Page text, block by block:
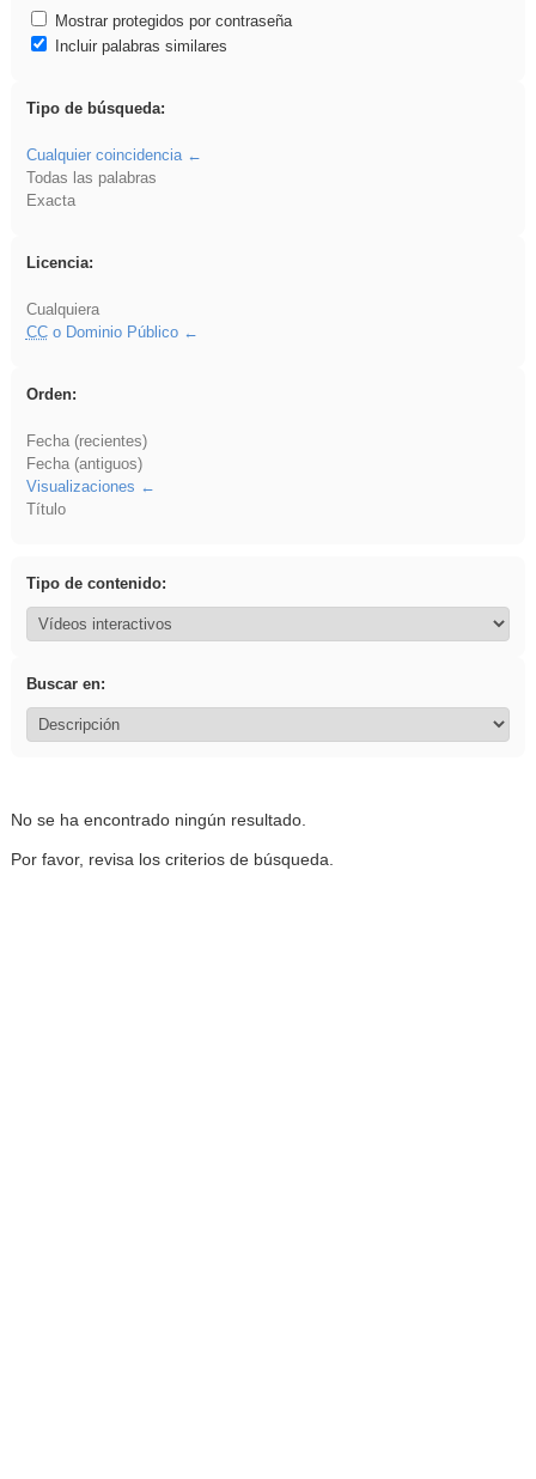
Mostrar protegidos por contraseña
Incluir palabras similares
Tipo de búsqueda:
Cualquier coincidencia
Todas las palabras
Exacta
Licencia:
Cualquiera
CCo Dominio Público
Orden:
Fecha (recientes)
Fecha (antiguos)
Visualizaciones
Título
Tipo de contenido:
Buscar en:
No se ha encontrado ningún resultado.
Por favor, revisa los criterios de búsqueda.